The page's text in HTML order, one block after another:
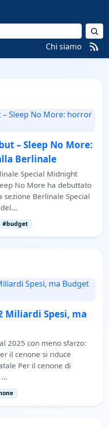
Chi siamo
– Sleep No More:
Berlinale
Special Midnight
No More ha debuttato
Berlinale Special
#budget
Miliardi Spesi, ma
2025 con meno sfarzo:
il cenone si riduce
Per il cenone di
…